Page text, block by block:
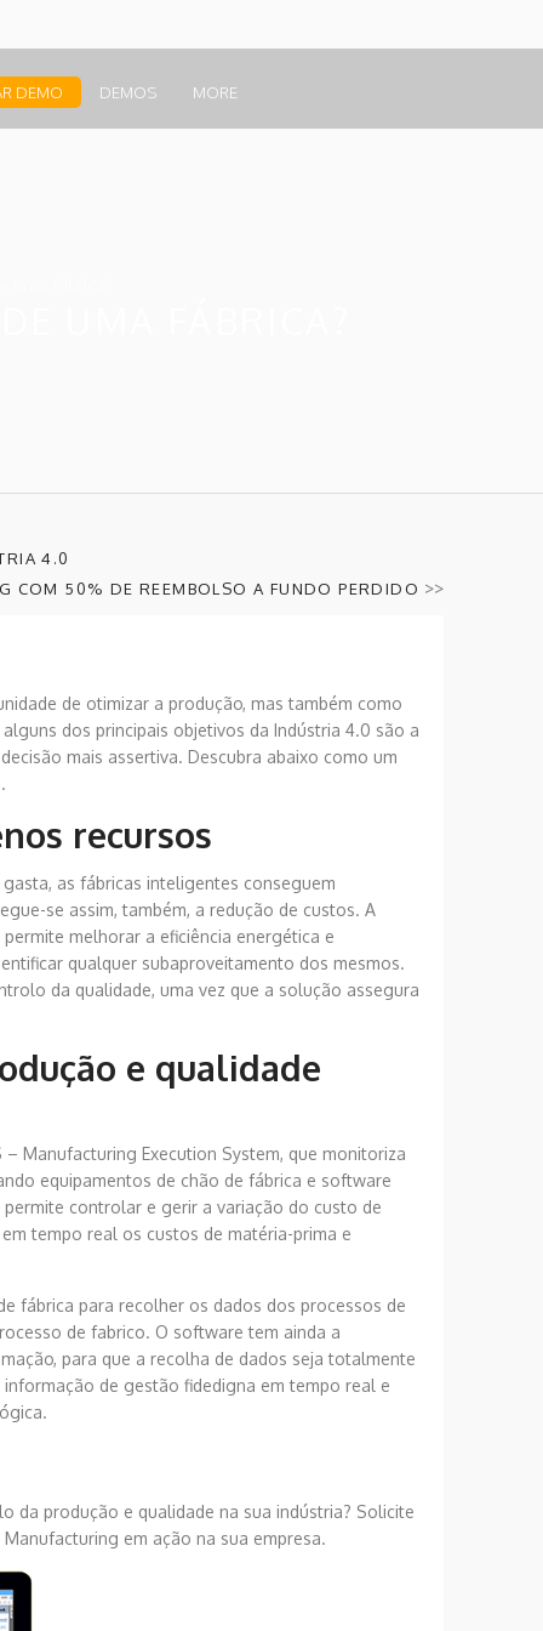
DEMO DEMOS MORE
4.0
COM 50% DE REEMBOLSO A FUNDO PERDIDO >>
de otimizar a produção, mas também como
dos principais objetivos da Indústria 4.0 são a
mais assertiva. Descubra abaixo como um
recursos
as fábricas inteligentes conseguem
se assim, também, a redução de custos. A
permite melhorar a eficiência energética e
qualquer subaproveitamento dos mesmos.
da qualidade, uma vez que a solução assegura
e qualidade
Manufacturing Execution System, que monitoriza
equipamentos de chão de fábrica e software
controlar e gerir a variação do custo de
tempo real os custos de matéria-prima e
fábrica para recolher os dados dos processos de
de fabrico. O software tem ainda a
para que a recolha de dados seja totalmente
de gestão fidedigna em tempo real e
da produção e qualidade na sua indústria? Solicite
em ação na sua empresa.